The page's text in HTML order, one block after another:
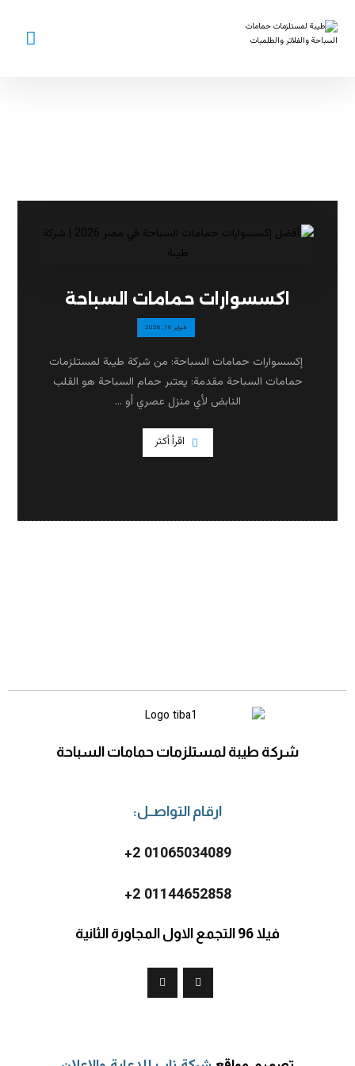
اكسسوارات حمامات السباحة
فبراير 16, 2026
إكسسوارات حمامات السباحة: من شركة طيبة لمستلزمات
حمامات السباحة مقدمة: يعتبر حمام السباحة هو القلب
النابض لأي منزل عصري أو ...
اقرأ أكثر
شركة طيبة لمستلزمات حمامات السباحة
ارقام التواصــل:
2 01065034089+
2 01144652858+
فيلا 96 التجمع الاول المجاورة الثانية